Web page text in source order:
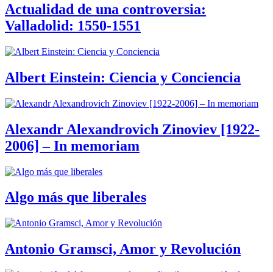
Actualidad de una controversia:
Valladolid: 1550-1551
Albert Einstein: Ciencia y Conciencia
Alexandr Alexandrovich Zinoviev [1922-
2006] – In memoriam
Algo más que liberales
Antonio Gramsci, Amor y Revolución